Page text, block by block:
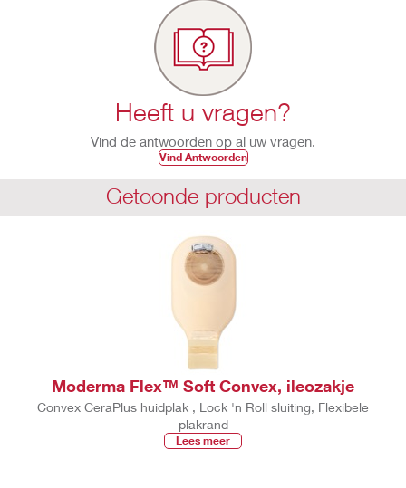
Heeft u vragen?
Vind de antwoorden op al uw vragen.
Vind Antwoorden
Getoonde producten
Moderma Flex™ Soft Convex, ileozakje
Convex CeraPlus huidplak , Lock 'n Roll sluiting, Flexibele
plakrand
Lees meer